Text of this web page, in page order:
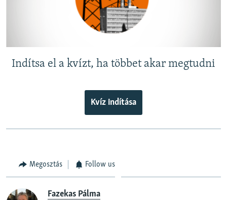
Indítsa el a kvízt, ha többet akar megtudni
Kvíz indítása
Megosztás Follow us
Fazekas Pálma